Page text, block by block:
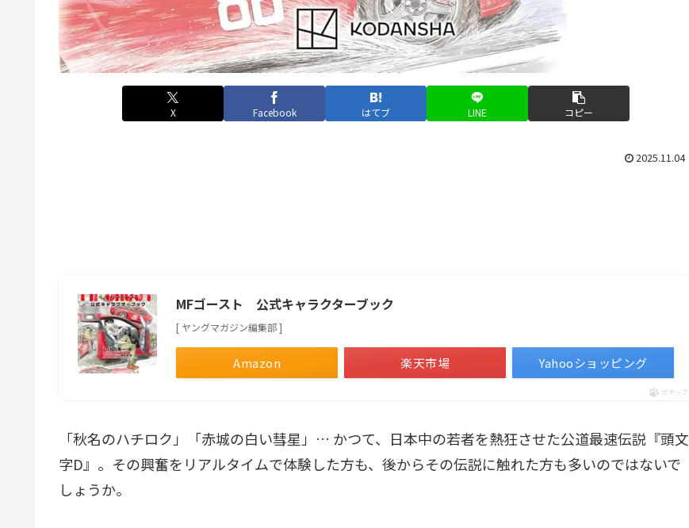
X Facebook はてブ LINE コピー
2025.11.04
MFゴースト 公式キャラクターブック
[ ヤングマガジン編集部 ]
Amazon 楽天市場 Yahooショッピング
ポチップ
「秋名のハチロク」「赤城の白い彗星」… かつて、日本中の若者を熱狂させた公道最速伝説『頭文
字D』。その興奮をリアルタイムで体験した方も、後からその伝説に触れた方も多いのではないで
しょうか。